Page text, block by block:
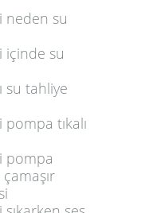
neden su
içinde su
su tahliye
tıkalı
pompa
çamaşır